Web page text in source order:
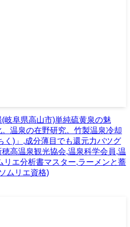
岐阜県高山市)単純硫黄泉の魅
温泉の在野研究。竹製温泉冷却
く)」,成分薄目でも還元力バツグ
高温泉観光協会,温泉科学会員,温
リエ分析書マスター,ラーメンと蕎
ムリエ資格)